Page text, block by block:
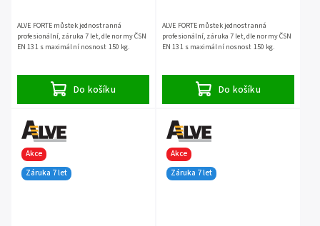
Do košíku
ALVE FORTE můstek jednostranná
profesionální, záruka 7 let, dle normy ČSN
EN 131 s maximální nosnost 150 kg.
Do košíku
ALVE FORTE můstek jednostranná
profesionální, záruka 7 let, dle normy ČSN
EN 131 s maximální nosnost 150 kg.
Akce
Záruka 7 let
Akce
Záruka 7 let